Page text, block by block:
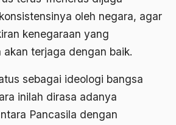
oleh negara, agar
kenegaraan yang
akan terjaga dengan baik.
sebagai ideologi bangsa
inilah dirasa adanya
Pancasila dengan